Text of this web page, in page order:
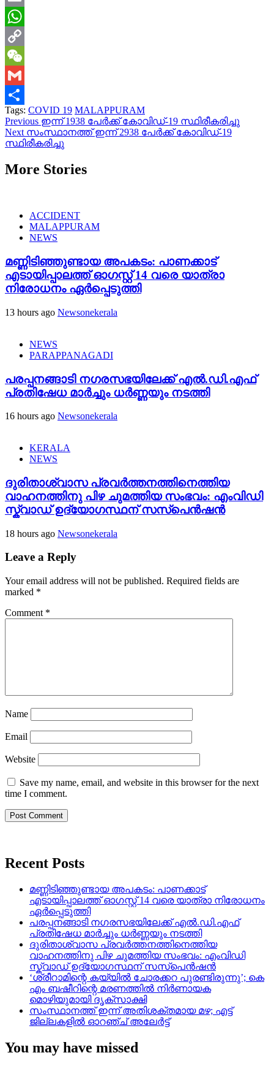
Email
WhatsApp
Copy
Link
WeChat
Gmail
Share
Tags: COVID 19 MALAPPURAM
Continue
Reading
Previous ഇന്ന് 1938 പേര്‍ക്ക് കോവിഡ്-19 സ്ഥിരീകരിച്ചു
Next സംസ്ഥാനത്ത് ഇന്ന് 2938 പേര്‍ക്ക് കോവിഡ്-19
സ്ഥിരീകരിച്ചു
More Stories
ACCIDENT
MALAPPURAM
NEWS
മണ്ണിടിഞ്ഞുണ്ടായ അപകടം: പാണക്കാട്
എടായിപ്പാലത്ത് ഓഗസ്റ്റ് 14 വരെ യാത്രാ
നിരോധനം ഏര്‍പ്പെടുത്തി
13 hours ago Newsonekerala
NEWS
PARAPPANAGADI
പരപ്പനങ്ങാടി നഗരസഭയിലേക്ക് എൽ.ഡി.എഫ്
പ്രതിഷേധ മാർച്ചും ധർണ്ണയും നടത്തി
16 hours ago Newsonekerala
KERALA
NEWS
ദുരിതാശ്വാസ പ്രവർത്തനത്തിനെത്തിയ
വാഹനത്തിനു പിഴ ചുമത്തിയ സംഭവം: എംവിഡി
സ്ക്വാഡ് ഉദ്യോഗസ്ഥന് സസ്പെൻഷൻ
18 hours ago Newsonekerala
Leave a Reply
Your email address will not be published. Required fields are
marked *
Comment *
Name
Email
Website
Save my name, email, and website in this browser for the next
time I comment.
Recent Posts
മണ്ണിടിഞ്ഞുണ്ടായ അപകടം: പാണക്കാട്
എടായിപ്പാലത്ത് ഓഗസ്റ്റ് 14 വരെ യാത്രാ നിരോധനം
ഏര്‍പ്പെടുത്തി
പരപ്പനങ്ങാടി നഗരസഭയിലേക്ക് എൽ.ഡി.എഫ്
പ്രതിഷേധ മാർച്ചും ധർണ്ണയും നടത്തി
ദുരിതാശ്വാസ പ്രവർത്തനത്തിനെത്തിയ
വാഹനത്തിനു പിഴ ചുമത്തിയ സംഭവം: എംവിഡി
സ്ക്വാഡ് ഉദ്യോഗസ്ഥന് സസ്പെൻഷൻ
‘ശ്രീറാമിന്റെ കയ്യിൽ ചോരക്കറ പുരണ്ടിരുന്നു’; കെ
എം ബഷീറിന്റെ മരണത്തിൽ നിർണായക
മൊഴിയുമായി ദൃക്‌സാക്ഷി
സംസ്ഥാനത്ത് ഇന്ന് അതിശക്തമായ മഴ; എട്ട്
ജില്ലകളിൽ ഓറഞ്ച് അലേര്‍ട്ട്
You may have missed